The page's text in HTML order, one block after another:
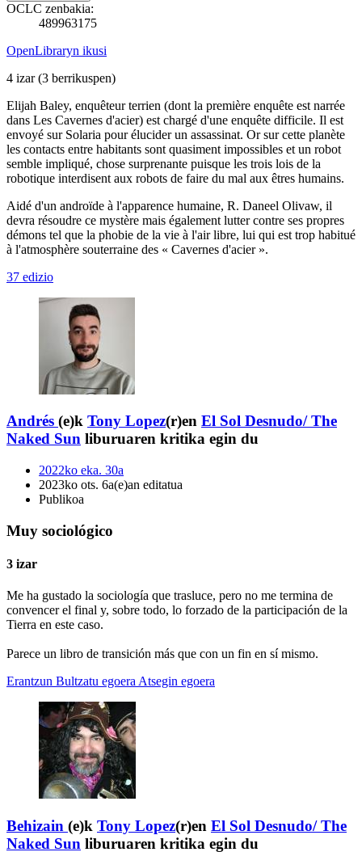
OCLC zenbakia:
489963175
OpenLibraryn ikusi
4 izar(3 berrikuspen)
Elijah Baley, enquêteur terrien (dont la première enquête est narrée
dans Les Cavernes d'acier) est chargé d'une enquête difficile. Il est
envoyé sur Solaria pour élucider un assassinat. Or sur cette planète
les contacts entre habitants sont quasiment impossibles et un robot
semble impliqué, chose surprenante puisque les trois lois de la
robotique interdisent aux robots de faire du mal aux êtres humains.
Aidé d'un androïde à l'apparence humaine, R. Daneel Olivaw, il
devra résoudre ce mystère mais également lutter contre ses propres
démons tel que la phobie de la vie à l'air libre, lui qui est trop habitué
à l'atmosphère souterraine des « Cavernes d'acier ».
37 edizio
Andrés (e)k Tony Lopez(r)en El Sol Desnudo/ The
Naked Sun liburuaren kritika egin du
2022ko eka. 30a
2023ko ots. 6a(e)an editatua
Publikoa
Muy sociológico
3 izar
Me ha gustado la sociología que trasluce, pero no me termina de
convencer el final y, sobre todo, lo forzado de la participación de la
Tierra en este caso.
Parece un libro de transición más que con un fin en sí mismo.
Erantzun Bultzatu egoera Atsegin egoera
Behizain (e)k Tony Lopez(r)en El Sol Desnudo/ The
Naked Sun liburuaren kritika egin du